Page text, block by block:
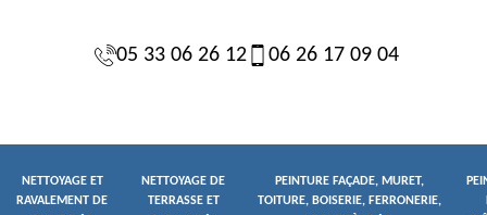
05 33 06 26 12 06 26 17 09 04
NETTOYAGE ET
RAVALEMENT DE
NETTOYAGE DE
TERRASSE ET
PEINTURE FAÇADE, MURET,
TOITURE, BOISERIE, FERRONERIE,